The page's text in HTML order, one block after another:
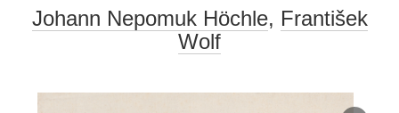
Johann Nepomuk Höchle, František
Wolf